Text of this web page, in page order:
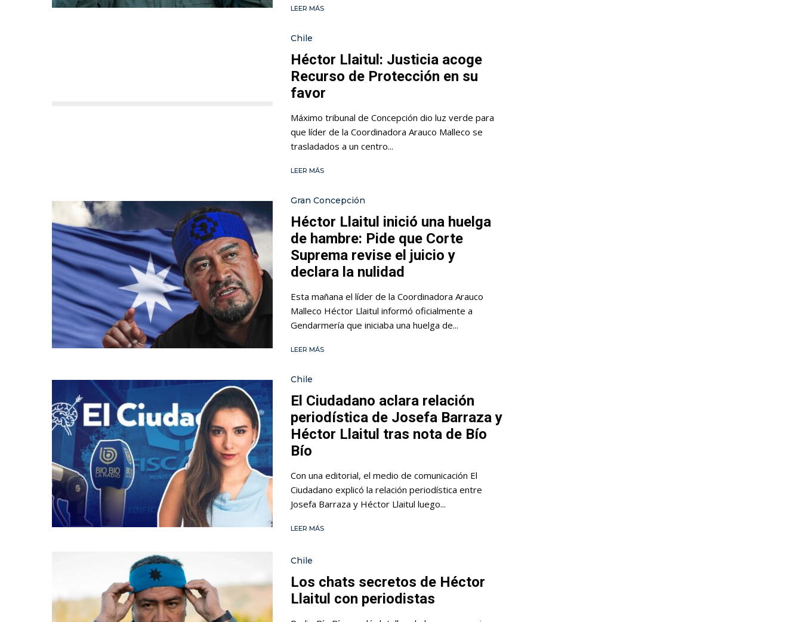
LEER MÁS
Chile
Héctor Llaitul: Justicia acoge
Recurso de Protección en su
favor
Máximo tribunal de Concepción dio luz verde para
que líder de la Coordinadora Arauco Malleco se
trasladados a un centro...
LEER MÁS
Gran Concepción
Héctor Llaitul inició una huelga
de hambre: Pide que Corte
Suprema revise el juicio y
declara la nulidad
Esta mañana el líder de la Coordinadora Arauco
Malleco Héctor Llaitul informó oficialmente a
Gendarmería que iniciaba una huelga de...
LEER MÁS
Chile
El Ciudadano aclara relación
periodística de Josefa Barraza y
Héctor Llaitul tras nota de Bío
Bío
Con una editorial, el medio de comunicación El
Ciudadano explicó la relación periodística entre
Josefa Barraza y Héctor Llaitul luego...
LEER MÁS
Chile
Los chats secretos de Héctor
Llaitul con periodistas